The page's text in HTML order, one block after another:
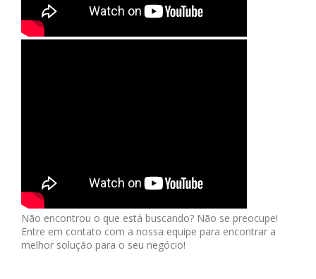
Não encontrou o que está buscando? Não se preocupe!
Entre em contato com a nossa equipe para encontrar a
melhor solução para o seu negócio!